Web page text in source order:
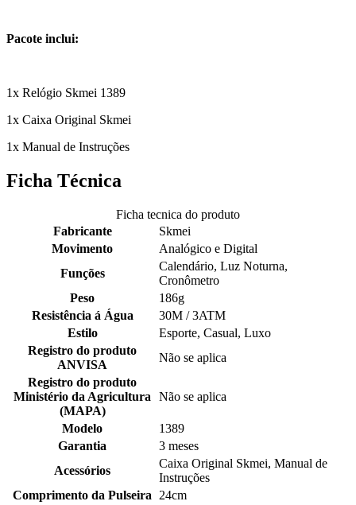
Pacote inclui:
1x Relógio Skmei 1389
1x Caixa Original Skmei
1x Manual de Instruções
Ficha Técnica
Ficha tecnica do produto
Fabricante
Skmei
Movimento
Analógico e Digital
Funções
Calendário, Luz Noturna,
Cronômetro
Peso
186g
Resistência á Água
30M / 3ATM
Estilo
Esporte, Casual, Luxo
Registro do produto
ANVISA
Não se aplica
Registro do produto
Ministério da Agricultura
(MAPA)
Não se aplica
Modelo
1389
Garantia
3 meses
Acessórios
Caixa Original Skmei, Manual de
Instruções
Comprimento da Pulseira
24cm